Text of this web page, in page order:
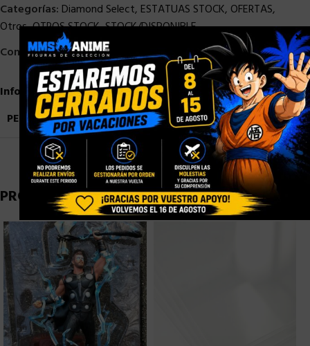
Categorías: Diamond Select, ESTATUAS STOCK, OFERTAS,
Otros,OTROS STOCK,STOCK/DISPONIBLE
Compartir:
Información adicional
PESO
3,5 kg
PRODUCTOS RELACIONADOS
×